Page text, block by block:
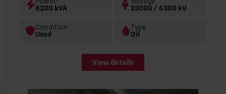
8200 kVA
23000 / 6300 kV
Condition
Used
Type
Oil
View details